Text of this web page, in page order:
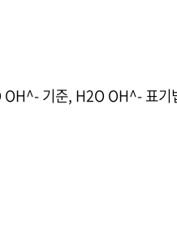
기준, H2O OH^- 표기